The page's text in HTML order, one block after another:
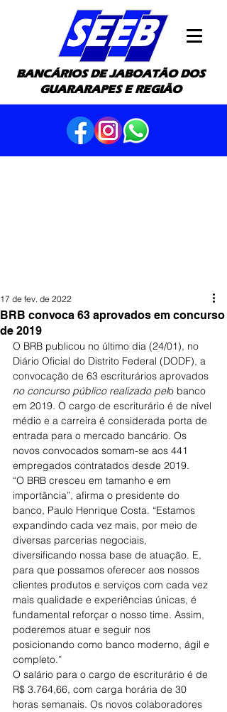
BANCÁRIOS DE JABOATÃO DOS
GUARARAPES E REGIÃO
BRB convoca 63 aprovados em concurso
de 2019
17 de fev. de 2022
O BRB publicou no último dia (24/01), no
Diário Oficial do Distrito Federal (DODF), a
convocação de 63 escriturários aprovados
no concurso público realizado pelo banco
em 2019. O cargo de escriturário é de nível
médio e a carreira é considerada porta de
entrada para o mercado bancário. Os
novos convocados somam-se aos 441
empregados contratados desde 2019.
“O BRB cresceu em tamanho e em
importância”, afirma o presidente do
banco, Paulo Henrique Costa. “Estamos
expandindo cada vez mais, por meio de
diversas parcerias negociais,
diversificando nossa base de atuação. E,
para que possamos oferecer aos nossos
clientes produtos e serviços com cada vez
mais qualidade e experiências únicas, é
fundamental reforçar o nosso time. Assim,
poderemos atuar e seguir nos
posicionando como banco moderno, ágil e
completo.”
O salário para o cargo de escriturário é de
R$ 3.764,66, com carga horária de 30
horas semanais. Os novos colaboradores